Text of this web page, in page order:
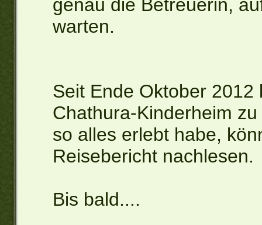
genau die Betreuerin,
warten.
Seit Ende Oktober
Chathura-Kinderheim
so alles erlebt habe,
Reisebericht nachlesen.
Bis bald....